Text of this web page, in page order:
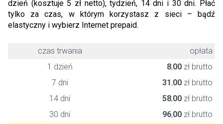
dzień (kosztuje 5 zł netto), tydzień, 14 dni i 30 dni. Płać
tylko za czas, w którym korzystasz z sieci – bądź
elastyczny i wybierz Internet prepaid.
czas trwania
opłata
1 dzień
8,00 zł brutto
7 dni
31,00 zł brutto
14 dni
58,00 zł brutto
30 dni
96,00 zł brutto